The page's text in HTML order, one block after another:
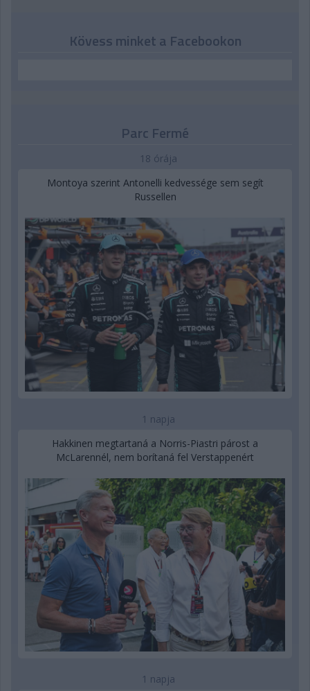
Kövess minket a Facebookon
Parc Fermé
18 órája
Montoya szerint Antonelli kedvessége sem segít
Russellen
1 napja
Hakkinen megtartaná a Norris-Piastri párost a
McLarennél, nem borítaná fel Verstappenért
1 napja